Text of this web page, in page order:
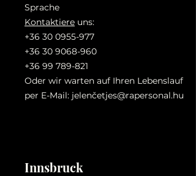
Sprache
Kontaktiere uns:
+36 30 0955-977
+36 30 9068-960
+36 99 789-821
Oder wir warten auf Ihren Lebenslauf
per E-Mail: jelenčetjes@rapersonal.hu
Innsbruck